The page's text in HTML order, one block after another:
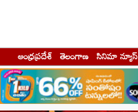
ఆంధ్రప్రదేశ్ తెలంగాణ సినిమా న్యూస్